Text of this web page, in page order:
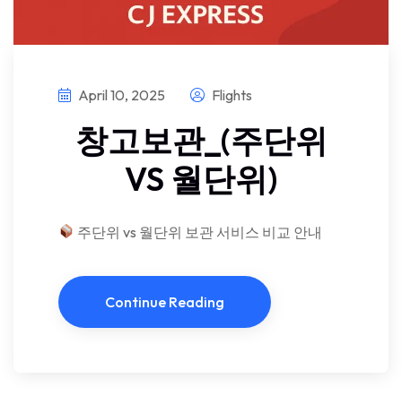
April 10, 2025 Flights
창고보관_(주단위
VS 월단위)
주단위 vs 월단위 보관 서비스 비교 안내
Continue Reading